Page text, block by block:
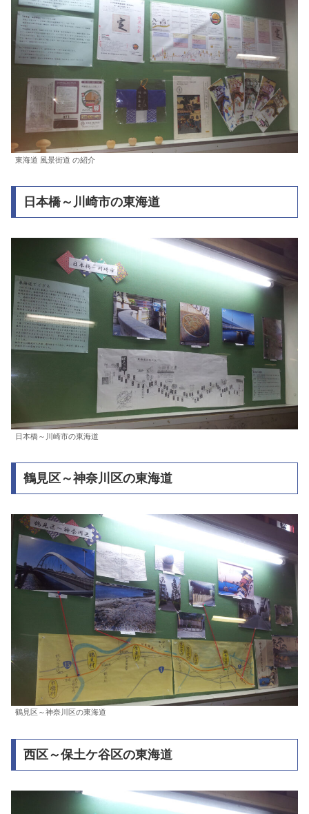
東海道 風景街道 の紹介
日本橋～川崎市の東海道
日本橋～川崎市の東海道
鶴見区～神奈川区の東海道
鶴見区～神奈川区の東海道
西区～保土ケ谷区の東海道